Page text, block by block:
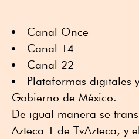
Canal Once
Canal 14
Canal 22
Plataformas digitales
Gobierno de México.
De igual manera se
Azteca 1 de TvAzteca, y